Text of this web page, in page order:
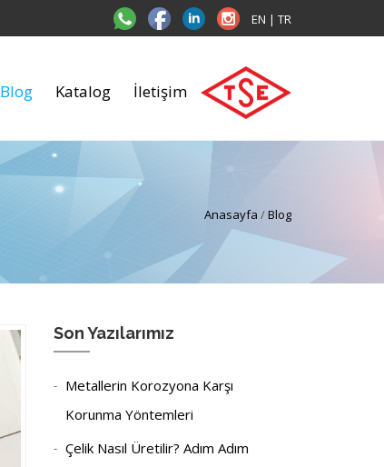
EN | TR
Blog Katalog İletişim
Anasayfa /Blog
Son Yazılarımız
Metallerin Korozyona Karşı
Korunma Yöntemleri
Çelik Nasıl Üretilir? Adım Adım